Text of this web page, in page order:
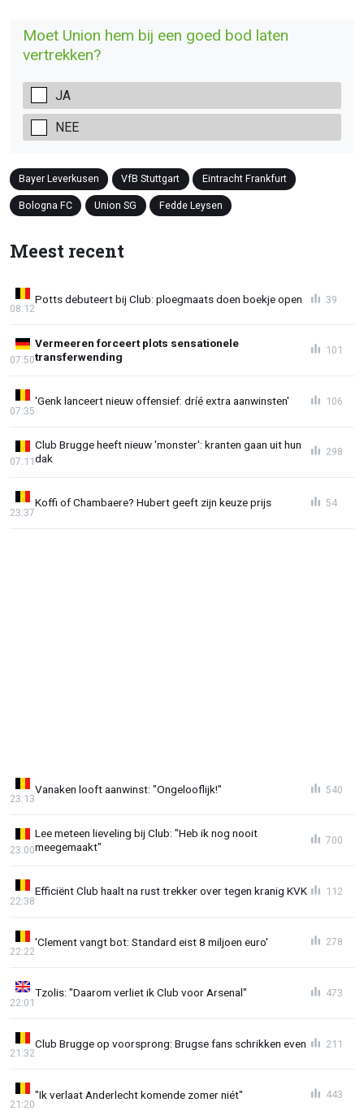
Moet Union hem bij een goed bod laten
vertrekken?
JA
NEE
Bayer Leverkusen VfB Stuttgart Eintracht Frankfurt
Bologna FC Union SG Fedde Leysen
Meest recent
Potts debuteert bij Club: ploegmaats doen boekje open
08:12
39
Vermeeren forceert plots sensationele
transferwending
07:50
101
'Genk lanceert nieuw offensief: dríé extra aanwinsten'
07:35
106
Club Brugge heeft nieuw 'monster': kranten gaan uit hun
dak
07:11
298
Koffi of Chambaere? Hubert geeft zijn keuze prijs
23:37
54
Vanaken looft aanwinst: "Ongelooflijk!"
23:13
540
Lee meteen lieveling bij Club: "Heb ik nog nooit
meegemaakt"
23:00
700
Efficiënt Club haalt na rust trekker over tegen kranig KVK
22:38
112
'Clement vangt bot: Standard eist 8 miljoen euro'
22:22
278
Tzolis: "Daarom verliet ik Club voor Arsenal"
22:01
473
Club Brugge op voorsprong: Brugse fans schrikken even
21:32
211
"Ik verlaat Anderlecht komende zomer niét"
21:20
443